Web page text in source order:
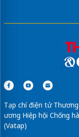
Tạp chí điện tử
ương Hiệp hội Chống
(Vatap)